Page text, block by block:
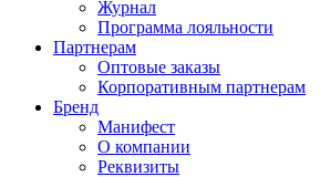
Журнал
Программа лояльности
Партнерам
Оптовые заказы
Корпоративным партнерам
Бренд
Манифест
О компании
Реквизиты